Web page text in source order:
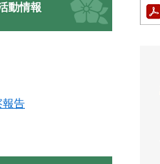
動情報
報告